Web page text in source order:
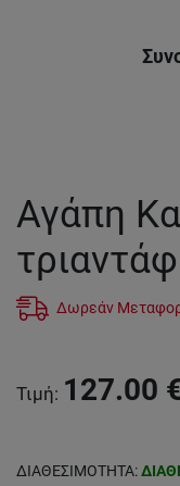
Αγάπη
Δωρεάν
Τιμή: 127.00
ΔΙΑΘΕΣΙΜΟΤΗΤΑ: